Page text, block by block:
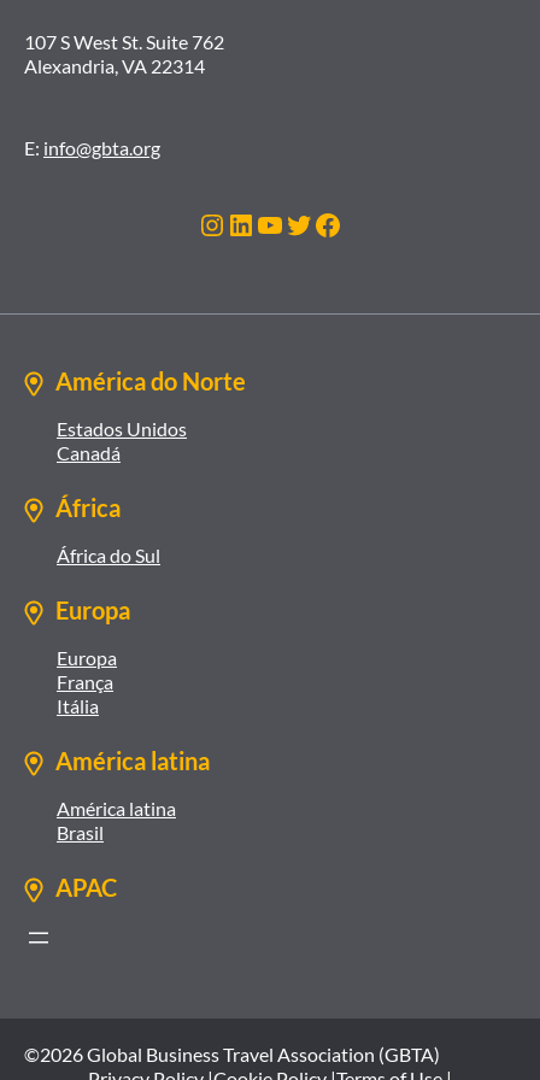
107 S West St. Suite 762
Alexandria, VA 22314
E: info@gbta.org
Instagram
LinkedIn
Youtube
Twitter
Facebook
América do Norte
Estados Unidos
Canadá
África
África do Sul
Europa
Europa
França
Itália
América latina
América latina
Brasil
APAC
©2026 Global Business Travel Association (GBTA)